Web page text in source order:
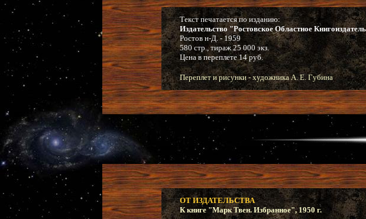
Текст печатается по изданию:
Издательство "Ростовское Областное
Ростов н-Д. - 1959
580 стр., тираж 25 000 экз.
Цена в переплете 14 руб.
Переплет и рисунки - художника А. Е. Губина
ОТ ИЗДАТЕЛЬСТВА
К книге "Марк Твен. Избранное", 1950 г.